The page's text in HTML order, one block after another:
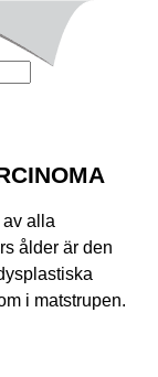
alla
ålder är den
i matstrupen.